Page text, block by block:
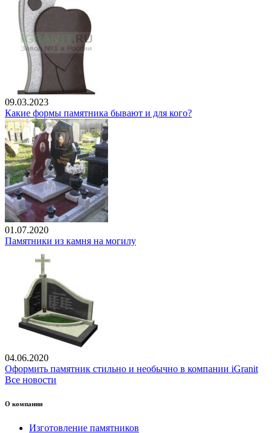
09.03.2023
Какие формы памятника бывают и для кого?
01.07.2020
Памятники из камня на могилу
04.06.2020
Оформить памятник стильно и необычно в компании iGranit
Все новости
О компании
Изготовление памятников